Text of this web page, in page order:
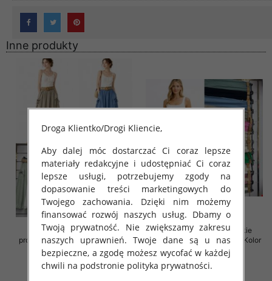
Inne produkty
Spódnice damskie (Włoskie
produkt) Roz Standard, Mix Kolor
Paczka 5 szt
38.00 zł
Spódnice damskie (Włoskie
produkt) Roz Standard, Mix Kolor
Paczka 5 szt
35.00 zł
Droga Klientko/Drogi Kliencie,
Aby dalej móc dostarczać Ci coraz lepsze
materiały redakcyjne i udostępniać Ci coraz
lepsze usługi, potrzebujemy zgody na
dopasowanie treści marketingowych do
Twojego zachowania. Dzięki nim możemy
finansować rozwój naszych usług. Dbamy o
Twoją prywatność. Nie zwiększamy zakresu
naszych uprawnień. Twoje dane są u nas
bezpieczne, a zgodę możesz wycofać w każdej
chwili na podstronie polityka prywatności.